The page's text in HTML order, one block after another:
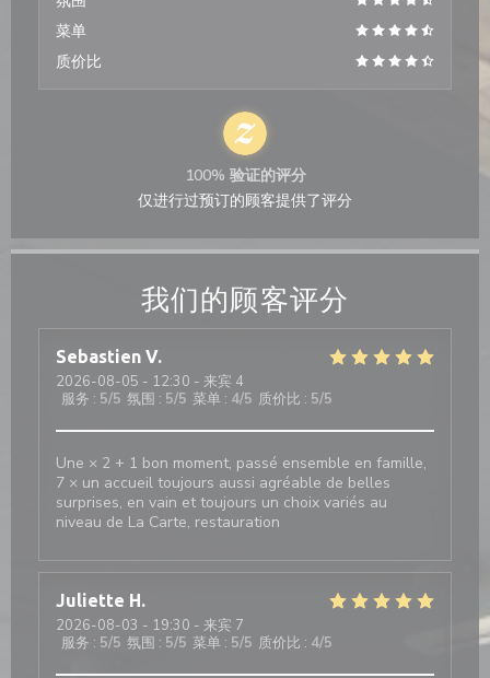
我们的顾客评分
Sebastien V
2026-08-05 - 12:30 - 来宾 4
服务 : 5/5 氛围 : 5/5 菜单 : 4/5 质价比 : 5/5
Une × 2 + 1 bon moment, passé ensemble en famille,
7 × un accueil toujours aussi agréable de belles
surprises, en vain et toujours un choix variés au
niveau de La Carte, restauration
Juliette H
2026-08-03 - 19:30 - 来宾 7
服务 : 5/5 氛围 : 5/5 菜单 : 5/5 质价比 : 4/5
菜单
质价比
100% 验证的评分
仅进行过预订的顾客提供了评分